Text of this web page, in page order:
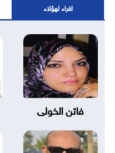
اقراء لهؤلاء
فاتن الخولى